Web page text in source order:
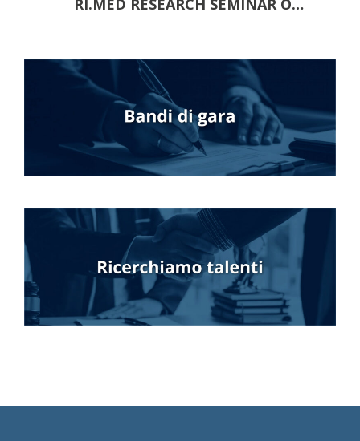
RI.MED RESEARCH SEMINAR ON ENDOTHELIAL CELL SHAPE AS A KEY REGULATOR OF VASCULAR FUNCTION AND DYSFUNCTION BY ABDUL BARAKAT, PHD